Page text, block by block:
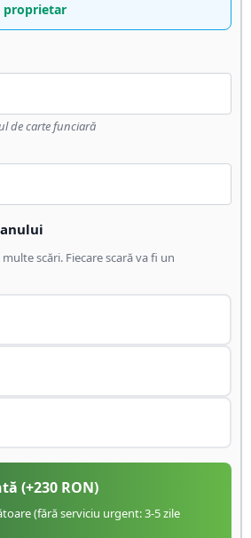
proprietar
de carte funciară
scări. Fiecare scară va fi un
(+230 RON)
(fără serviciu urgent: 3-5 zile